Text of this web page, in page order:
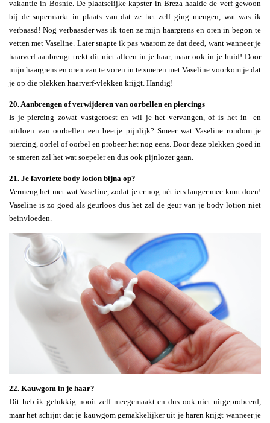
vakantie in Bosnie. De plaatselijke kapster in Breza haalde de verf gewoon
bij de supermarkt in plaats van dat ze het zelf ging mengen, wat was ik
verbaasd! Nog verbaasder was ik toen ze mijn haargrens en oren in begon te
vetten met Vaseline. Later snapte ik pas waarom ze dat deed, want wanneer je
haarverf aanbrengt trekt dit niet alleen in je haar, maar ook in je huid! Door
mijn haargrens en oren van te voren in te smeren met Vaseline voorkom je dat
je op die plekken haarverf-vlekken krijgt. Handig!
20. Aanbrengen of verwijderen van oorbellen en piercings
Is je piercing zowat vastgeroest en wil je het vervangen, of is het in- en
uitdoen van oorbellen een beetje pijnlijk? Smeer wat Vaseline rondom je
piercing, oorlel of oorbel en probeer het nog eens. Door deze plekken goed in
te smeren zal het wat soepeler en dus ook pijnlozer gaan.
21. Je favoriete body lotion bijna op?
Vermeng het met wat Vaseline, zodat je er nog nét iets langer mee kunt doen!
Vaseline is zo goed als geurloos dus het zal de geur van je body lotion niet
beinvloeden.
22. Kauwgom in je haar?
Dit heb ik gelukkig nooit zelf meegemaakt en dus ook niet uitgeprobeerd,
maar het schijnt dat je kauwgom gemakkelijker uit je haren krijgt wanneer je